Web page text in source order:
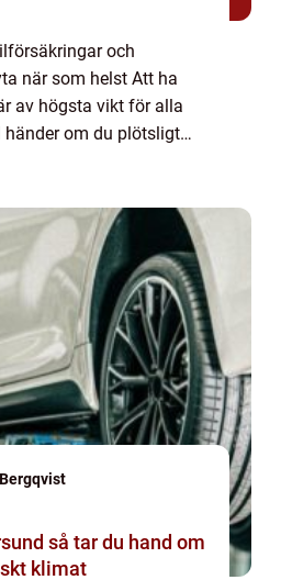
och
när som helst Att ha
av högsta vikt för alla
händer om du plötsligt
om
klimat